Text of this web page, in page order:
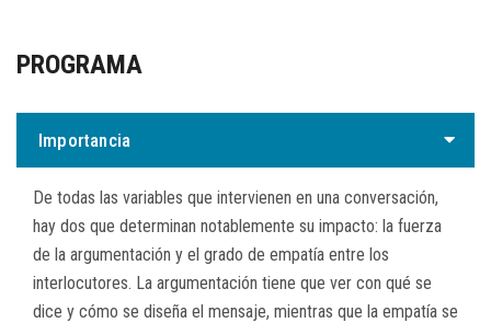
PROGRAMA
Importancia
De todas las variables que intervienen en una conversación,
hay dos que determinan notablemente su impacto: la fuerza
de la argumentación y el grado de empatía entre los
interlocutores. La argumentación tiene que ver con qué se
dice y cómo se diseña el mensaje, mientras que la empatía se